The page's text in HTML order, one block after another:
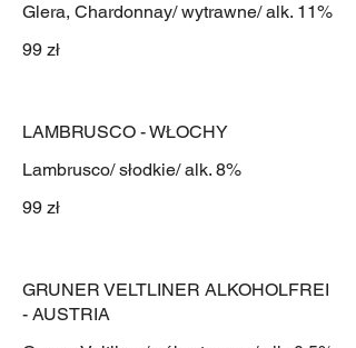
Glera, Chardonnay/ wytrawne/ alk. 11%
99 zł
LAMBRUSCO - WŁOCHY
Lambrusco/ słodkie/ alk. 8%
99 zł
GRUNER VELTLINER ALKOHOLFREI
- AUSTRIA